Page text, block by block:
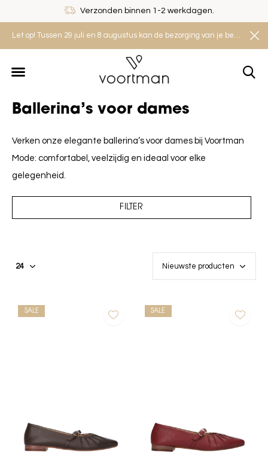
Let op! Tussen 29 juli en 8 augustus kan de bezorging van je bestelling iets langer duren. Houd rekening met een levertijd van 2 tot 4 werkdagen.
Verzonden binnen 1-2 werkdagen.
Ballerina’s voor dames
Verken onze elegante ballerina’s voor dames bij Voortman
Mode: comfortabel, veelzijdig en ideaal voor elke
gelegenheid.
FILTER
SALE SALE